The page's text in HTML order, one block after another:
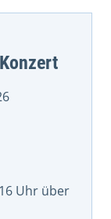
Uhr über